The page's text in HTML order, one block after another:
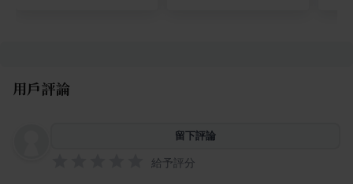
用戶評論
留下評論
給予評分